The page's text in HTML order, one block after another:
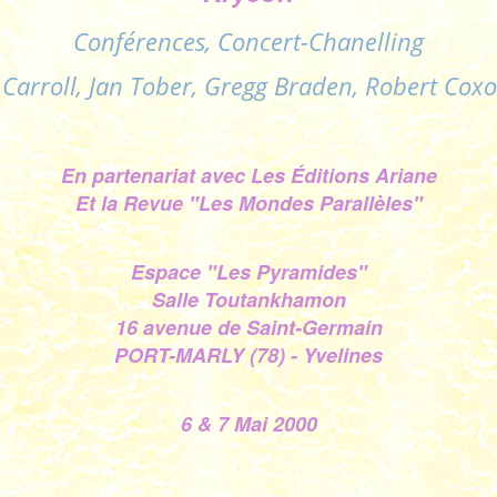
Conférences, Concert-Chanelling
Jan Tober, Gregg Braden, Robert
En partenariat avec Les Éditions Ariane
Et la Revue "Les Mondes Parallèles"
Espace "Les Pyramides"
Salle Toutankhamon
16 avenue de Saint-Germain
PORT-MARLY (78) - Yvelines
6 & 7 Mai 2000